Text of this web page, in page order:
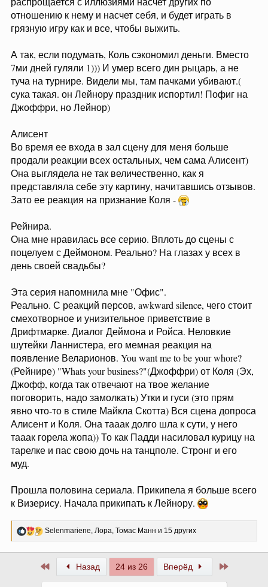
отношению к нему и насчет себя, и будет играть в
грязную игру как и все, чтобы выжить.
А так, если подумать, Коль сэкономил деньги. Вместо
7ми дней гуляли 1))) И умер всего дин рыцарь, а не
туча на турнире. Видели мы, там пачками убивают.(
сука такая. он Лейнору праздник испортил! Пофиг на
Джоффри, но Лейнор)
Алисент
Во время ее входа в зал сцену для меня больше
продали реакции всех остальных, чем сама Алисент)
Она выглядела не так величественно, как я
представляла себе эту картину, начитавшись отзывов.
Зато ее реакция на признание Коля -
Рейнира.
Она мне нравилась все серию. Вплоть до сцены с
поцелуем с Деймоном. Реально? На глазах у всех в
день своей свадьбы?
Эта серия напомнила мне "Офис".
Реально. С реакций персов, awkward silence, чего стоит
смехотворное и унизительное приветствие в
Дрифтмарке. Диалог Деймона и Ройса. Неловкие
шутейки Ланнистера, его мемная реакция на
появление Веларионов. You want me to be your whore?
(Рейнире) "Whats your business?"(Джоффри) от Коля (Эх,
Джофф, когда так отвечают на твое желание
поговорить, надо замолкать) Утки и гуси (это прям
явно что-то в стиле Майкла Скотта) Вся сцена допроса
Алисент и Коля. Она тааак долго шла к сути, у него
тааак горела жопа)) То как Падди насиловал курицу на
тарелке и пас свою дочь на танцполе. Стронг и его
муд.
Прошла половина сериала. Прикипела я больше всего
к Визерису. Начала прикипать к Лейнору.
Р
е
ц
Selenmariene, Лора, Томас Манн и 15 других
ПервыйНазад 24 из 26 Вперёд